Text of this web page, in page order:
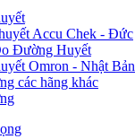
Accu Chek - Đức
Đường Huyết
Omron - Nhật Bản
các hãng khác